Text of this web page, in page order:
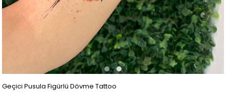
Geçici Pusula Figürlü Dövme Tattoo